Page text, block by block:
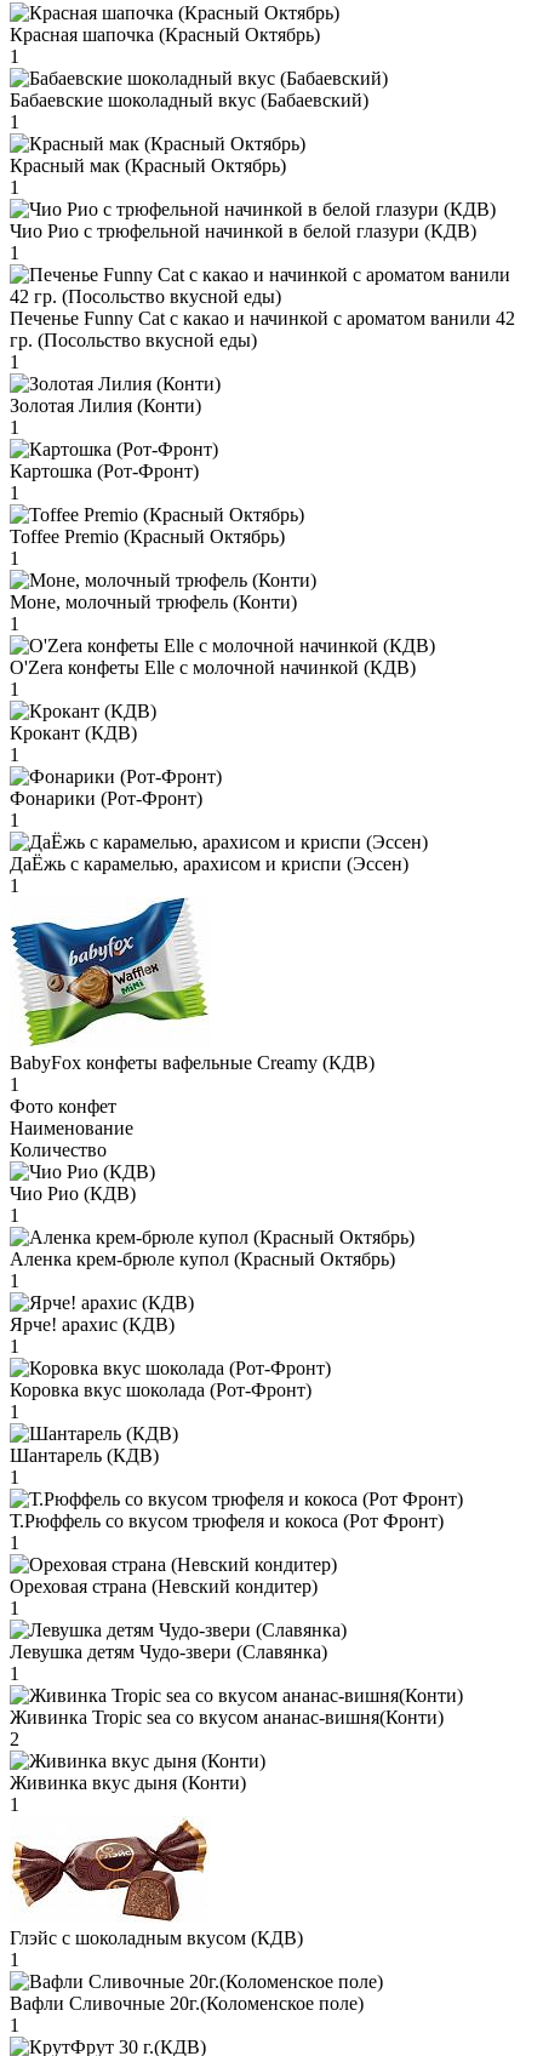
Красная шапочка (Красный Октябрь)
1
Бабаевские шоколадный вкус (Бабаевский)
1
Красный мак (Красный Октябрь)
1
Чио Рио с трюфельной начинкой в белой глазури (КДВ)
1
Печенье Funny Сat с какао и начинкой с ароматом ванили 42
гр. (Посольство вкусной еды)
1
Золотая Лилия (Конти)
1
Картошка (Рот-Фронт)
1
Toffee Premio (Красный Октябрь)
1
Моне, молочный трюфель (Конти)
1
O'Zera конфеты Elle с молочной начинкой (КДВ)
1
Крокант (КДВ)
1
Фонарики (Рот-Фронт)
1
ДаЁжь с карамелью, арахисом и криспи (Эссен)
1
BabyFox конфеты вафельные Creamy (КДВ)
1
Фото конфет
Наименование
Количество
Чио Рио (КДВ)
1
Аленка крем-брюле купол (Красный Октябрь)
1
Ярче! арахис (КДВ)
1
Коровка вкус шоколада (Рот-Фронт)
1
Шантарель (КДВ)
1
Т.Рюффель со вкусом трюфеля и кокоса (Рот Фронт)
1
Ореховая страна (Невский кондитер)
1
Левушка детям Чудо-звери (Славянка)
1
Живинка Tropic sea со вкусом ананас-вишня(Конти)
2
Живинка вкус дыня (Конти)
1
Глэйс с шоколадным вкусом (КДВ)
1
Вафли Сливочные 20г.(Коломенское поле)
1